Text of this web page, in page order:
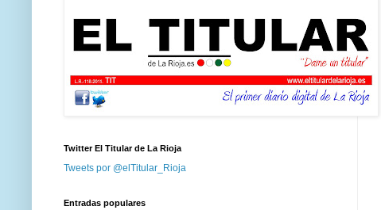
Twitter El Titular de La Rioja
Tweets por @elTitular_Rioja
Entradas populares